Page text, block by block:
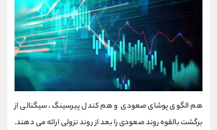
هم الگوی پوشای صعودی و هم کندل پیرسینگ، سیگنالی از
برگشت بالقوه روند صعودی را بعد از روند نزولی ارائه می دهند.